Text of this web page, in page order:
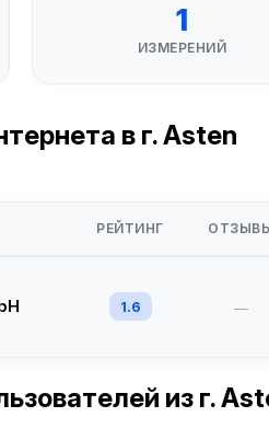
1
ИЗМЕРЕНИЙ
в г. Asten
РЕЙТИНГ
1.6 —
из г.